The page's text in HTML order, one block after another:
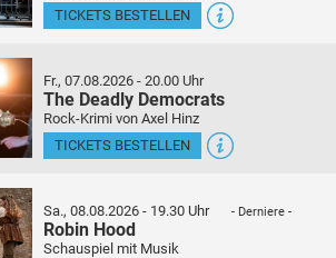
TICKETS BESTELLEN
Fr., 07.08.2026 - 20.00 Uhr
The Deadly Democrats
Rock-Krimi von Axel Hinz
TICKETS BESTELLEN
Sa., 08.08.2026 - 19.30 Uhr - Derniere -
Robin Hood
Schauspiel mit Musik